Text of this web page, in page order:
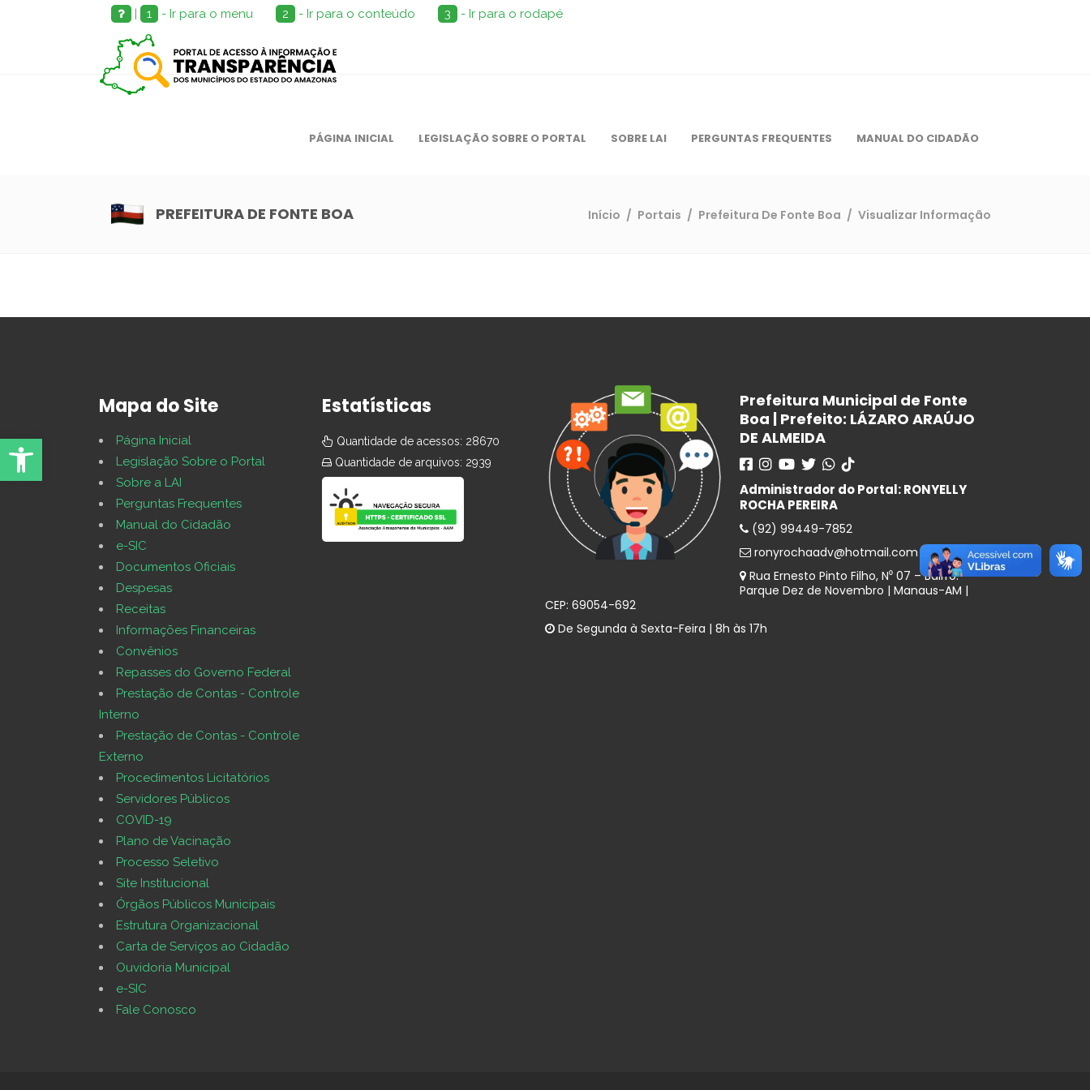
Abrir Ferramentas
| 1 - Ir para o menu 2 - Ir para o conteúdo 3 - Ir para o rodapé
PÁGINA INICIAL LEGISLAÇÃO SOBRE O PORTAL SOBRE LAI PERGUNTAS FREQUENTES MANUAL DO CIDADÃO
PREFEITURA DE FONTE BOA Início / Portais / Prefeitura De Fonte Boa / Visualizar Informação
Mapa do Site
Página Inicial
Legislação Sobre o Portal
Sobre a LAI
Perguntas Frequentes
Manual do Cidadão
e-SIC
Documentos Oficiais
Despesas
Receitas
Informações Financeiras
Convênios
Repasses do Governo Federal
Prestação de Contas - Controle
Interno
Prestação de Contas - Controle
Externo
Procedimentos Licitatórios
Servidores Públicos
COVID-19
Plano de Vacinação
Processo Seletivo
Site Institucional
Órgãos Públicos Municipais
Estrutura Organizacional
Carta de Serviços ao Cidadão
Ouvidoria Municipal
e-SIC
Fale Conosco
Estatísticas
Quantidade de acessos: 28670
Quantidade de arquivos: 2939
Prefeitura Municipal de Fonte
Boa | Prefeito: LÁZARO ARAÚJO
DE ALMEIDA
Administrador do Portal: RONYELLY
ROCHA PEREIRA
(92) 99449-7852
ronyrochaadv@hotmail.com
Rua Ernesto Pinto Filho, N⁰ 07 – Bairro:
Parque Dez de Novembro | Manaus-AM |
CEP: 69054-692
De Segunda à Sexta-Feira | 8h às 17h